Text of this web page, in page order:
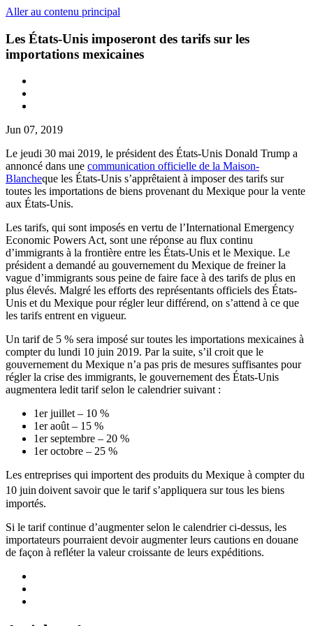
Aller au contenu principal
Les États-Unis imposeront des tarifs sur les
importations mexicaines
Jun 07, 2019
Le jeudi 30 mai 2019, le président des États-Unis Donald Trump a
annoncé dans une communication officielle de la Maison-
Blancheque les États-Unis s’apprêtaient à imposer des tarifs sur
toutes les importations de biens provenant du Mexique pour la vente
aux États-Unis.
Les tarifs, qui sont imposés en vertu de l’International Emergency
Economic Powers Act, sont une réponse au flux continu
d’immigrants à la frontière entre les États-Unis et le Mexique. Le
président a demandé au gouvernement du Mexique de freiner la
vague d’immigrants sous peine de faire face à des tarifs de plus en
plus élevés. Malgré les efforts des représentants officiels des États-
Unis et du Mexique pour régler leur différend, on s’attend à ce que
les tarifs entrent en vigueur.
Un tarif de 5 % sera imposé sur toutes les importations mexicaines à
compter du lundi 10 juin 2019. Par la suite, s’il croit que le
gouvernement du Mexique n’a pas pris de mesures suffisantes pour
régler la crise des immigrants, le gouvernement des États-Unis
augmentera ledit tarif selon le calendrier suivant :
1er juillet – 10 %
1er août – 15 %
1er septembre – 20 %
1er octobre – 25 %
Les entreprises qui importent des produits du Mexique à compter du
10 juindoivent savoir que le tarif s’appliquera sur tous les biens
importés.
Si le tarif continue d’augmenter selon le calendrier ci-dessus, les
importateurs pourraient devoir augmenter leurs cautions en douane
de façon à refléter la valeur croissante de leurs expéditions.